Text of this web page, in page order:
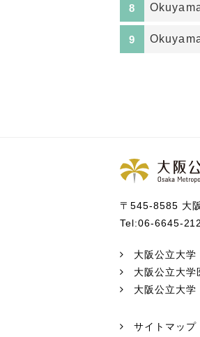
〒545-8585 大
Tel:06-6645-
大阪公立大学
大阪公立大学
大阪公立大学
サイトマップ